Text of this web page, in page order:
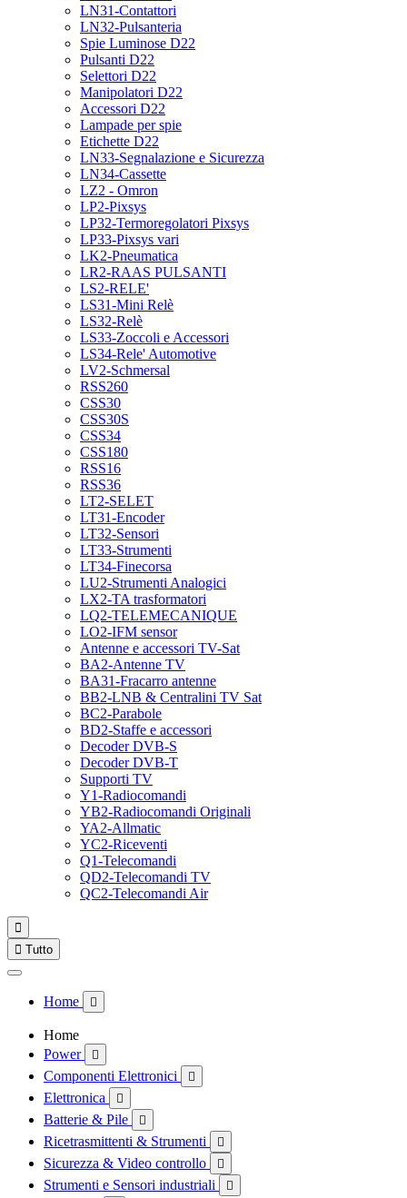
LN31-Contattori
LN32-Pulsanteria
Spie Luminose D22
Pulsanti D22
Selettori D22
Manipolatori D22
Accessori D22
Lampade per spie
Etichette D22
LN33-Segnalazione e Sicurezza
LN34-Cassette
LZ2 - Omron
LP2-Pixsys
LP32-Termoregolatori Pixsys
LP33-Pixsys vari
LK2-Pneumatica
LR2-RAAS PULSANTI
LS2-RELE'
LS31-Mini Relè
LS32-Relè
LS33-Zoccoli e Accessori
LS34-Rele' Automotive
LV2-Schmersal
RSS260
CSS30
CSS30S
CSS34
CSS180
RSS16
RSS36
LT2-SELET
LT31-Encoder
LT32-Sensori
LT33-Strumenti
LT34-Finecorsa
LU2-Strumenti Analogici
LX2-TA trasformatori
LQ2-TELEMECANIQUE
LO2-IFM sensor
Antenne e accessori TV-Sat
BA2-Antenne TV
BA31-Fracarro antenne
BB2-LNB & Centralini TV Sat
BC2-Parabole
BD2-Staffe e accessori
Decoder DVB-S
Decoder DVB-T
Supporti TV
Y1-Radiocomandi
YB2-Radiocomandi Originali
YA2-Allmatic
YC2-Riceventi
Q1-Telecomandi
QD2-Telecomandi TV
QC2-Telecomandi Air

 Tutto
Home 
Home
Power

Componenti Elettronici 
Elettronica 
Batterie & Pile 
Ricetrasmittenti & Strumenti 
Sicurezza & Video controllo 
Strumenti e Sensori industriali 